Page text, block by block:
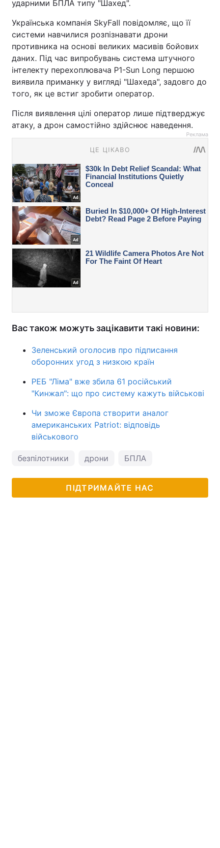
ударними БПЛА типу "Шахед".
Українська компанія SkyFall повідомляє, що її
системи навчилися розпізнавати дрони
противника на основі великих масивів бойових
даних. Під час випробувань система штучного
інтелекту перехоплювача P1-Sun Long першою
виявила приманку у вигляді "Шахеда", задовго до
того, як це встиг зробити оператор.
Після виявлення цілі оператор лише підтверджує
атаку, а дрон самостійно здійснює наведення.
Реклама
Вас також можуть зацікавити такі новини:
Зеленський оголосив про підписання
оборонних угод з низкою країн
РЕБ "Ліма" вже збила 61 російський
"Кинжал": що про систему кажуть військові
Чи зможе Європа створити аналог
американських Patriot: відповідь
військового
безпілотники дрони БПЛА
ПІДТРИМАЙТЕ НАС